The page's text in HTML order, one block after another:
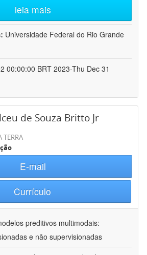
leia mais
Universidade Federal do Rio Grande
00:00:00 BRT 2023-Thu Dec 31
de Souza Britto Jr
TERRA
E-mail
Currículo
preditivos multimodais:
e não supervisionadas